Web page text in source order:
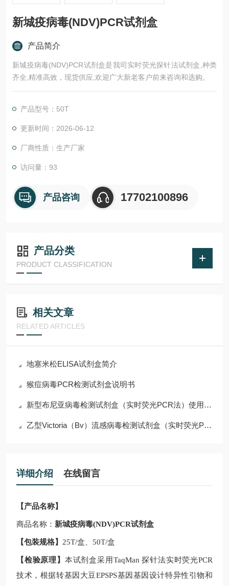
新城疫病毒(NDV)PCR试剂盒
产品简介
新城疫病毒(NDV)PCR试剂盒是我司实时荧光探针法试剂盒,种类
齐全,精准高效，现货供应,欢迎广大新老客户前来咨询和选购。
产品型号：50T
更新时间：2026-06-12
厂商性质：生产厂家
访问量：93
产品咨询 17702100896
产品分类
PRODUCT CLASSIFICATION
相关文章
RELATED ARTICLES
地塞米松ELISA试剂盒简介
猴痘病毒PCR检测试剂盒说明书
新型布尼亚病毒检测试剂盒（实时荧光PCR法）使用说明
乙型Victoria（Bv）流感病毒检测试剂盒（实时荧光PCR法）使用说明
详细介绍 在线留言
【产品名称】
商品名称： 新城疫病毒(NDV)PCR试剂盒
【包装规格】 25T/盒、 50T/盒
【检验原理】 本试剂盒采用TaqMan探针法实时荧光PCR
技术，根据转基因大豆EPSPS基因 基因设计特异性引物和